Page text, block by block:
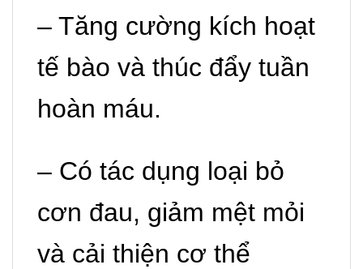
– Tăng cường kích hoạt
tế bào và thúc đẩy tuần
hoàn máu.
– Có tác dụng loại bỏ
cơn đau, giảm mệt mỏi
và cải thiện cơ thể